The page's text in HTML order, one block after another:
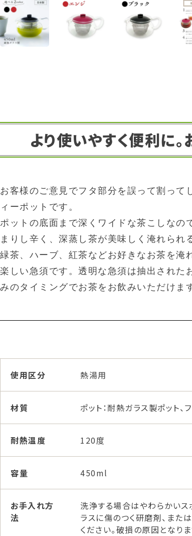
より使いやすく便利に
お客様のご意見でフタ部分を誤って割って
ィーポットです。
ポットの底面まで深くワイドな茶こしなの
まりし辛く、深蒸し茶が美味しく淹れられ
緑茶、ハーブ、紅茶などお好きなお茶を淹
楽しい急須です。透明な急須は抽出された
みのタイミングでお茶をお飲みいただけま
使用区分 熱湯用
材質 ポット：耐熱ガラス製ポット
耐熱温度 120度
容量 450ml
お手入れ方
法
洗浄する場合はやわらかいス
ラスに傷のつく研磨剤、ま
ください。破損の原因となりま